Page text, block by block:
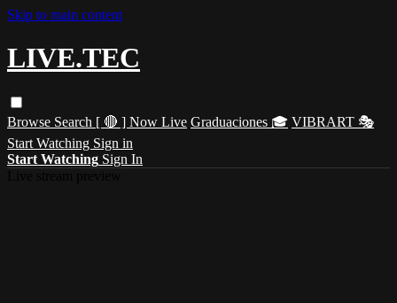
Skip to main content
LIVE.TEC
Browse Search [ 🔴 ] Now Live Graduaciones 🎓 VIBRART 🎭
Start Watching Sign in
Start Watching Sign In